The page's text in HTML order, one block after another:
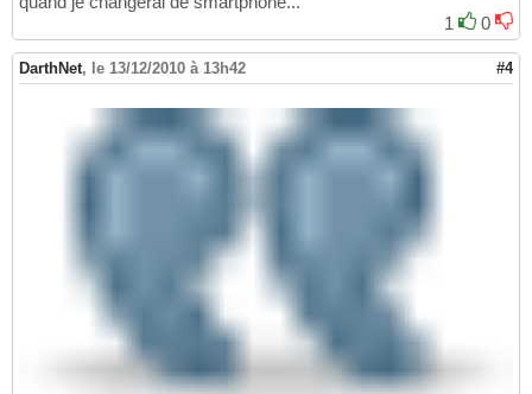
1
0
DarthNet, le 13/12/2010 à 13h42 #4